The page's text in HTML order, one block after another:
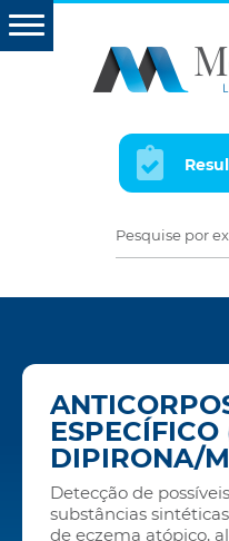
DIPIRONA/
Detecção de
substâncias
de eczema atópico,